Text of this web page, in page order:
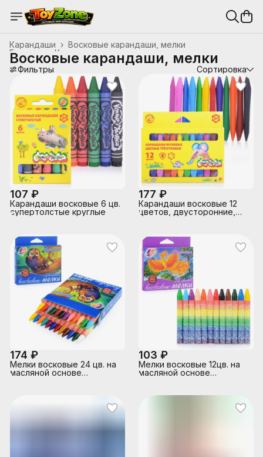
Восковые карандаши, мелки
Карандаши ›
Канцтовары, школьные принадлежности
Главная
Восковые карандаши, мелки
Фильтры Сортировка
107 ₽
Карандаши восковые 6 цв.
супертолстые круглые
177 ₽
Карандаши восковые 12
цветов, двусторонние,
174 ₽
Мелки восковые 24 цв. на
масляной основе
103 ₽
Мелки восковые 12цв. на
масляной основе